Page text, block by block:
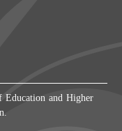
and Higher